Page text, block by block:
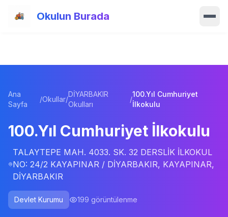
Okulun Burada
Okullar
Haberler
Blog
Hakkımızda
İletişim
Ana
Sayfa
/Okullar/
DİYARBAKIR
Okulları
/
100.Yıl Cumhuriyet
İlkokulu
100.Yıl Cumhuriyet İlkokulu
TALAYTEPE MAH. 4033. SK. 32 DERSLİK İLKOKUL
NO: 24/2 KAYAPINAR / DİYARBAKIR, KAYAPINAR,
DİYARBAKIR
Devlet Kurumu 199 görüntülenme